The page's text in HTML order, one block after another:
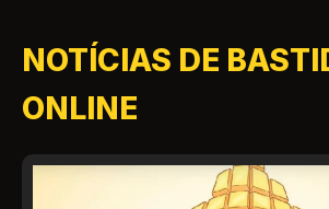
NOTÍCIAS DE
ONLINE